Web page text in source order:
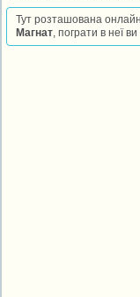
Тут розташована
Магнат, пограти в неї